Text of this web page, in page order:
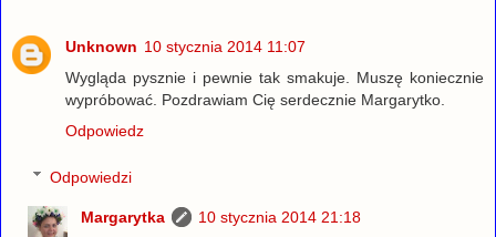
Unknown 10 stycznia 2014 11:07
Wygląda pysznie i pewnie tak smakuje. Muszę koniecznie
wypróbować. Pozdrawiam Cię serdecznie Margarytko.
Odpowiedz
Odpowiedzi
Margarytka
10 stycznia 2014 21:18